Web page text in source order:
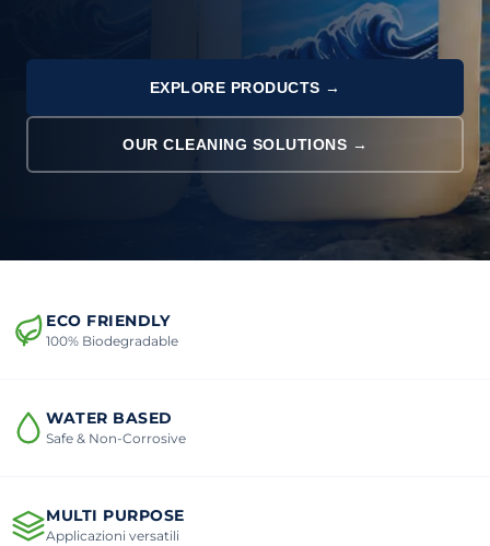
EXPLORE PRODUCTS →
OUR CLEANING SOLUTIONS →
ECO FRIENDLY
100% Biodegradable
WATER BASED
Safe & Non-Corrosive
MULTI PURPOSE
Applicazioni versatili